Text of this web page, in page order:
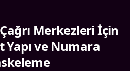
Merkezleri İçin
Yapı ve Numara